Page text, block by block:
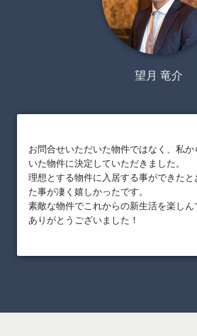
望月 竜介
お問合せいただいた物件ではなく、私
いた物件に決定していただきました。
理想とする物件に入居する事ができた
た事が凄く嬉しかったです。
素敵な物件でこれからの新生活を楽しん
ありがとうございました！